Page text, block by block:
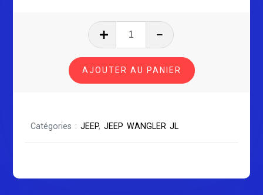
quantité
JEEP
WANGLER
JL
AJOUTER AU PANIER
Catégories :JEEP,JEEP WANGLER JL